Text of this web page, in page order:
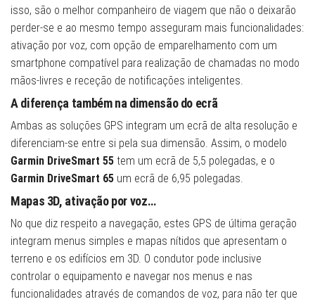
isso, são o melhor companheiro de viagem que não o deixarão
perder-se e ao mesmo tempo asseguram mais funcionalidades:
ativação por voz, com opção de emparelhamento com um
smartphone compatível para realização de chamadas no modo
mãos-livres e receção de notificações inteligentes.
A diferença também na dimensão do ecrã
Ambas as soluções GPS integram um ecrã de alta resolução e
diferenciam-se entre si pela sua dimensão. Assim, o modelo
Garmin DriveSmart 55 tem um ecrã de 5,5 polegadas, e o
Garmin DriveSmart 65 um ecrã de 6,95 polegadas.
Mapas 3D, ativação por voz…
No que diz respeito a navegação, estes GPS de última geração
integram menus simples e mapas nítidos que apresentam o
terreno e os edifícios em 3D. O condutor pode inclusive
controlar o equipamento e navegar nos menus e nas
funcionalidades através de comandos de voz, para não ter que